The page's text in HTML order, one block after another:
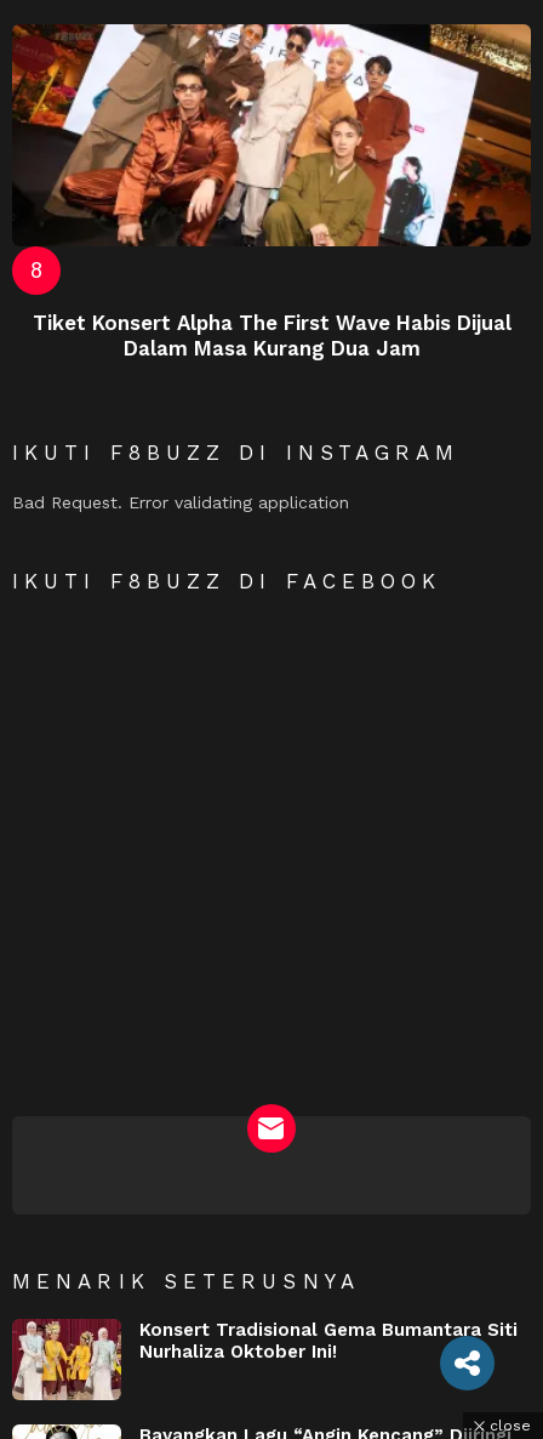
Tiket Konsert Alpha The First Wave Habis Dijual
Dalam Masa Kurang Dua Jam
IKUTI F8BUZZ DI INSTAGRAM
Bad Request. Error validating application
IKUTI F8BUZZ DI FACEBOOK
MENARIK SETERUSNYA
Konsert Tradisional Gema Bumantara Siti
Nurhaliza Oktober Ini!
close